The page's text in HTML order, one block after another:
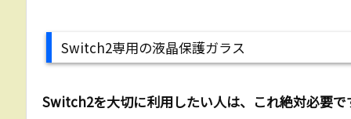
Switch2専用の液晶保護ガラス
Switch2を大切に利用したい人は、これ絶対必要で